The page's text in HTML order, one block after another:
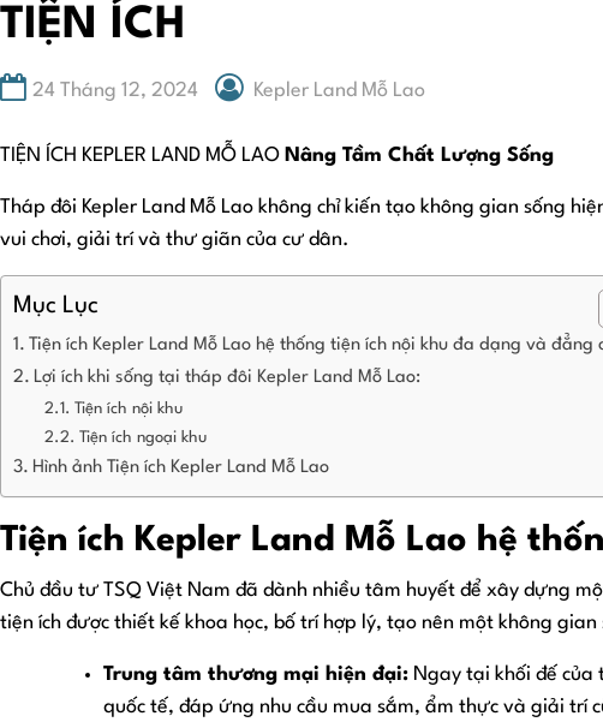
TIỆN ÍCH
24 Tháng 12, 2024 Kepler Land Mỗ Lao
TIỆN ÍCH KEPLER LAND MỖ LAO Nâng Tầm Chất Lượng Sống
Tháp đôi Kepler Land Mỗ Lao không chỉ kiến tạo không gian sống
vui chơi, giải trí và thư giãn của cư dân.
Mục Lục
Tiện ích Kepler Land Mỗ Lao hệ thống tiện ích nội khu đa dạng và đẳng
Lợi ích khi sống tại tháp đôi Kepler Land Mỗ Lao:
Tiện ích nội khu
Tiện ích ngoại khu
Hình ảnh Tiện ích Kepler Land Mỗ Lao
Tiện ích Kepler Land Mỗ Lao hệ
Chủ đầu tư TSQ Việt Nam đã dành nhiều tâm huyết để xây dựng
tiện ích được thiết kế khoa học, bố trí hợp lý, tạo nên một không
Trung tâm thương mại hiện đại: Ngay tại khối đế
quốc tế, đáp ứng nhu cầu mua sắm, ẩm thực và giải trí